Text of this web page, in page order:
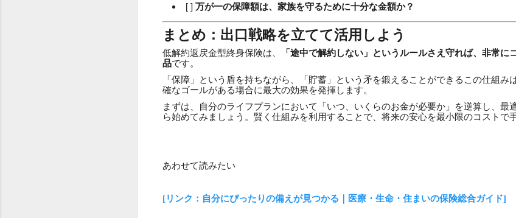
[ ] 万が一の保障額は、家族を守るために十分な金額か？
まとめ：出口戦略を立てて活用しよう
低解約返戻金型終身保険は、
「途中で解約しない」というルールさえ守れば、非常
品です。
「保障」という盾を持ちながら、「貯蓄」という矛を鍛えることができるこの仕組み
確なゴールがある場合に最大の効果を発揮します。
まずは、自分のライフプランにおいて「いつ、いくらのお金が必要か」を逆算し、最
ら始めてみましょう。賢く仕組みを利用することで、将来の安心を最小限のコストで
あわせて読みたい
[リンク：自分にぴったりの備えが見つかる｜医療・生命・住まいの保険総合ガイド]